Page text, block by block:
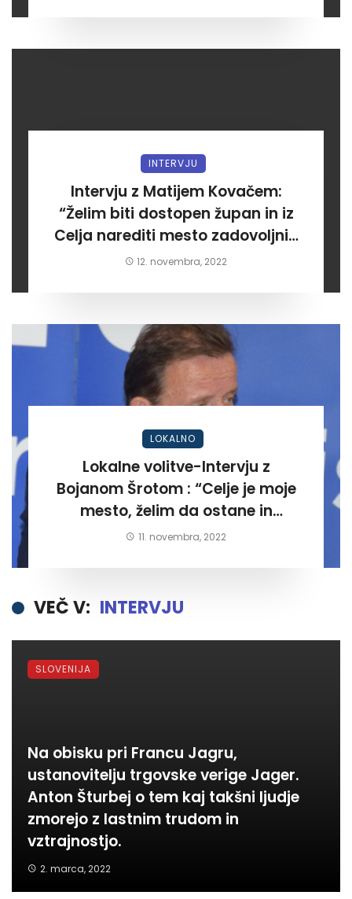
INTERVJU
Intervju z Matijem Kovačem:
“Želim biti dostopen župan in iz
Celja narediti mesto zadovoljnih
meščanov”
12. novembra, 2022
LOKALNO
Lokalne volitve-Intervju z
Bojanom Šrotom : “Celje je moje
mesto, želim da ostane in
postane kraj kjer bodo ljudje
11. novembra, 2022
VEČ V: INTERVJU
Na obisku pri Francu Jagru,
ustanovitelju trgovske verige Jager.
Anton Šturbej o tem kaj takšni ljudje
zmorejo z lastnim trudom in
vztrajnostjo.
2. marca, 2022
SLOVENIJA